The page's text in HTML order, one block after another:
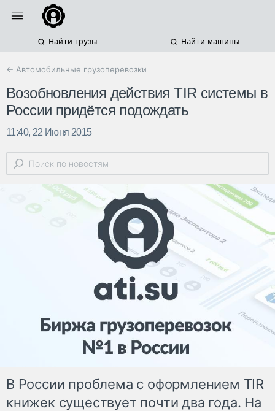
Найти грузы Найти машины
← Автомобильные грузоперевозки
Возобновления действия TIR системы в
России придётся подождать
11:40, 22 Июня 2015
В России проблема с оформлением TIR
книжек существует почти два года. На